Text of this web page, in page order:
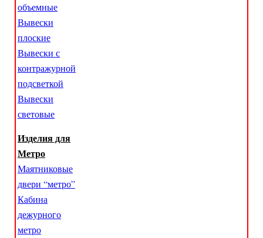
объемные
Вывески
плоские
Вывески с
контражурной
подсветкой
Вывески
световые
Изделия для
Метро
Маятниковые
двери “метро”
Кабина
дежурного
метро